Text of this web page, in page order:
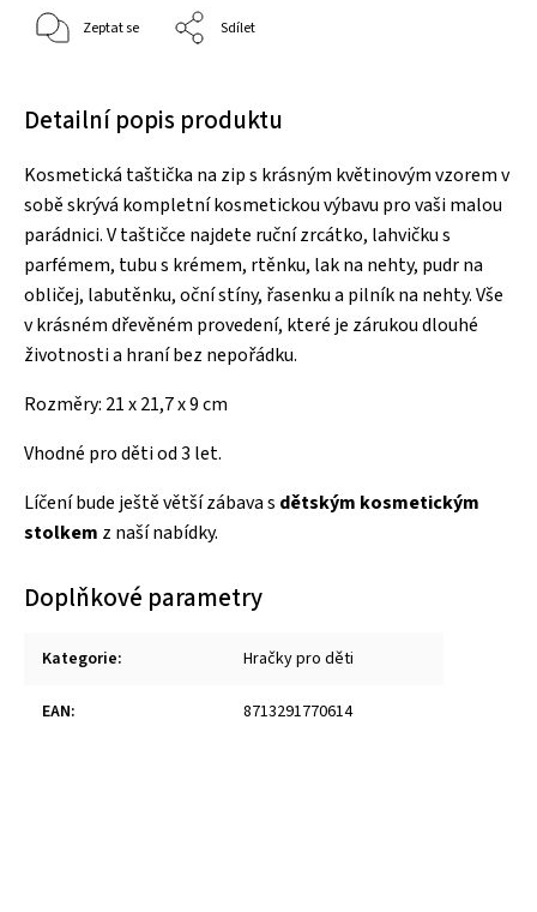
Zeptat se Sdílet
Detailní popis produktu
Kosmetická taštička na zip s krásným květinovým vzorem v
sobě skrývá kompletní kosmetickou výbavu pro vaši malou
parádnici. V taštičce najdete ruční zrcátko, lahvičku s
parfémem, tubu s krémem, rtěnku, lak na nehty, pudr na
obličej, labutěnku, oční stíny, řasenku a pilník na nehty. Vše
v krásném dřevěném provedení, které je zárukou dlouhé
životnosti a hraní bez nepořádku.
Rozměry: 21 x 21,7 x 9 cm
Vhodné pro děti od 3 let.
Líčení bude ještě větší zábava s dětským kosmetickým
stolkem z naší nabídky.
Doplňkové parametry
Kategorie: Hračky pro děti
EAN: 8713291770614